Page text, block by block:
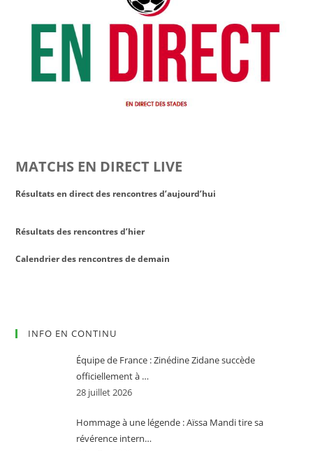
MATCHS EN DIRECT LIVE
Résultats en direct des rencontres d’aujourd’hui
Résultats des rencontres d’hier
Calendrier des rencontres de demain
INFO EN CONTINU
Équipe de France : Zinédine Zidane succède
officiellement à …
28 juillet 2026
Hommage à une légende : Aïssa Mandi tire sa
révérence intern…